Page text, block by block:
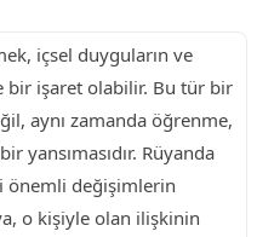
içsel duyguların ve
işaret olabilir. Bu tür bir
aynı zamanda öğrenme,
yansımasıdır. Rüyanda
önemli değişimlerin
o kişiyle olan ilişkinin